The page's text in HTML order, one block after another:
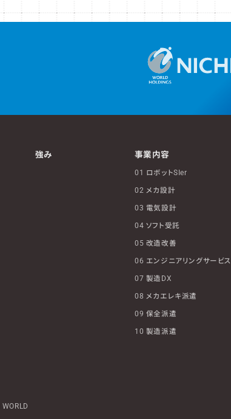
強み 事業内容
01 ロボットSIer
02 メカ設計
03 電気設計
04 ソフト受託
05 改造改善
06 エンジニアリングサービス
07 製造DX
08 メカエレキ派遣
09 保全派遣
10 製造派遣